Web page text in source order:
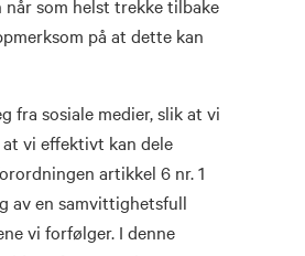
som helst trekke tilbake
på at dette kan
fra sosiale medier, slik at vi
vi effektivt kan dele
artikkel 6 nr. 1
av en samvittighetsfull
vi forfølger. I denne